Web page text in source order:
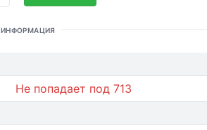
ИНФОРМАЦИЯ
Не попадает под 713